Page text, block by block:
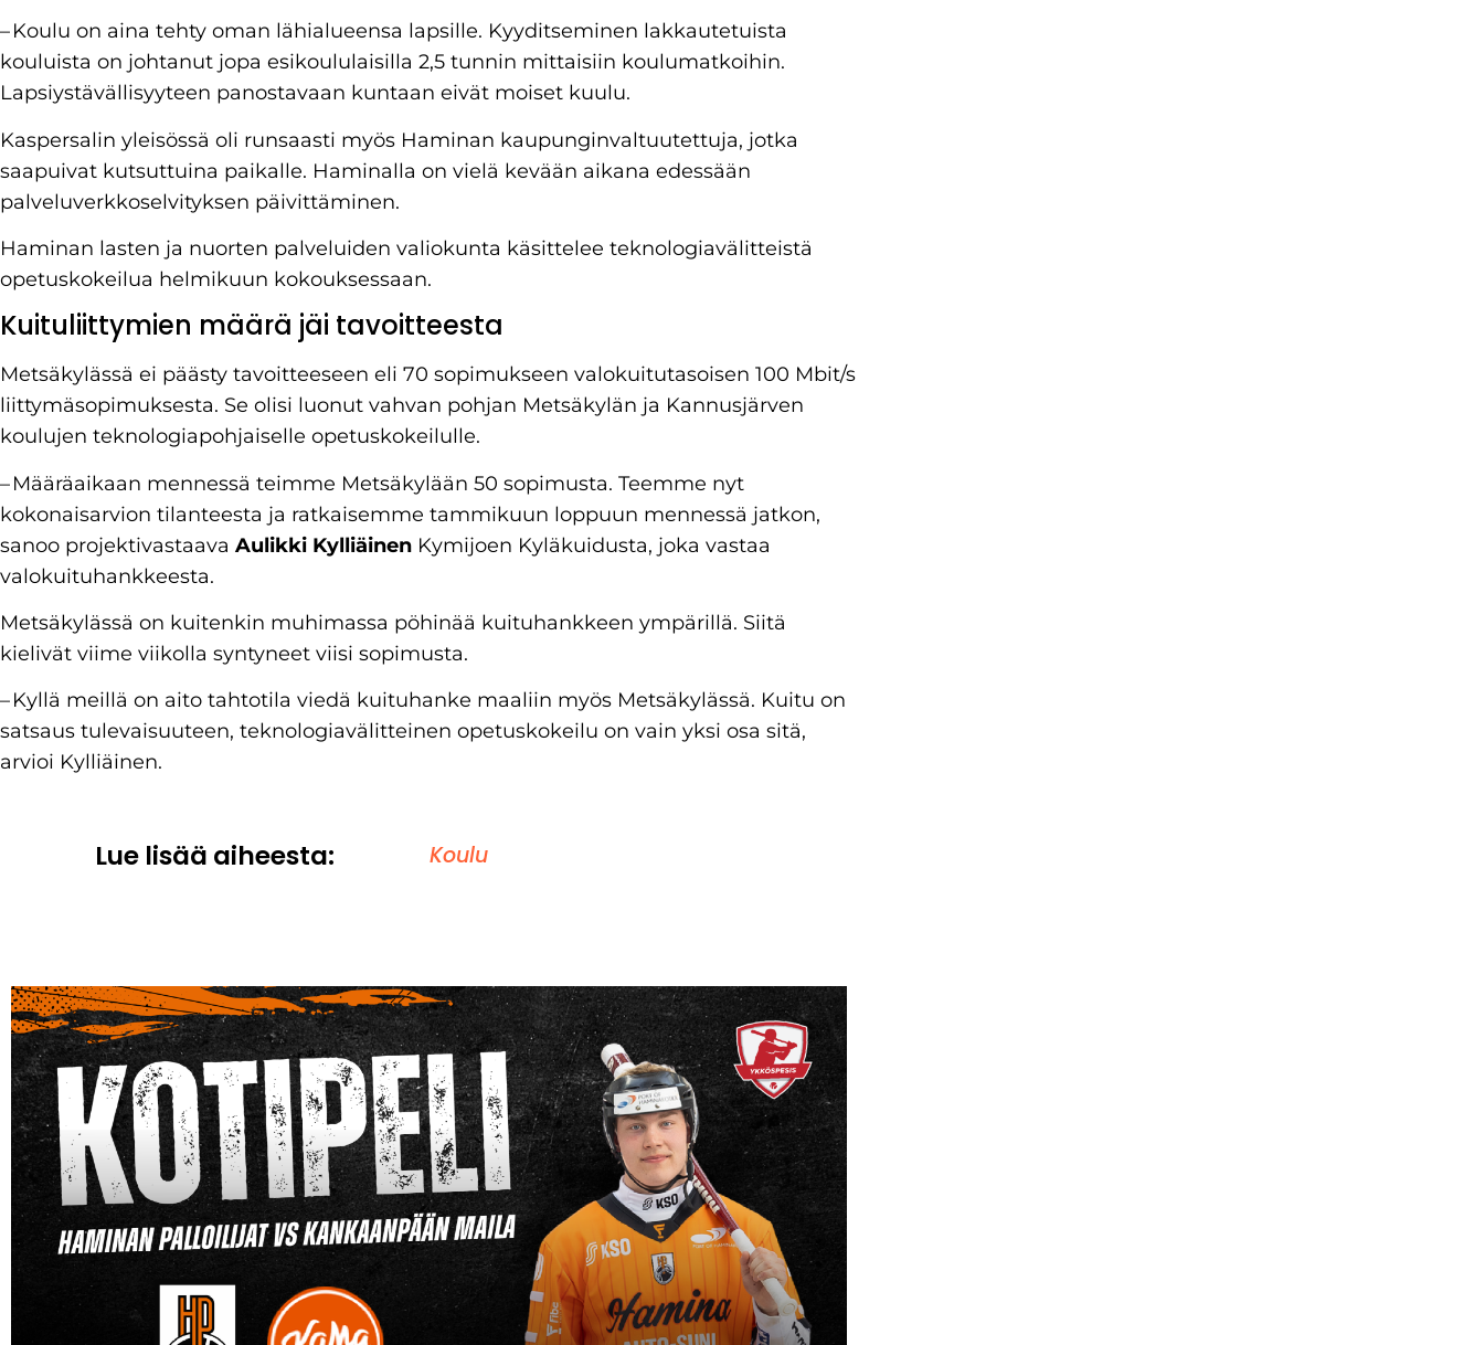
– Koulu on aina tehty oman lähialueensa lapsille. Kyyditseminen lakkautetuista
kouluista on johtanut jopa esikoululaisilla 2,5 tunnin mittaisiin koulumatkoihin.
Lapsiystävällisyyteen panostavaan kuntaan eivät moiset kuulu.
Kaspersalin yleisössä oli runsaasti myös Haminan kaupunginvaltuutettuja, jotka
saapuivat kutsuttuina paikalle. Haminalla on vielä kevään aikana edessään
palveluverkkoselvityksen päivittäminen.
Haminan lasten ja nuorten palveluiden valiokunta käsittelee teknologiavälitteistä
opetuskokeilua helmikuun kokouksessaan.
Kuituliittymien määrä jäi tavoitteesta
Metsäkylässä ei päästy tavoitteeseen eli 70 sopimukseen valokuitutasoisen 100 Mbit/s
liittymäsopimuksesta. Se olisi luonut vahvan pohjan Metsäkylän ja Kannusjärven
koulujen teknologiapohjaiselle opetuskokeilulle.
– Määräaikaan mennessä teimme Metsäkylään 50 sopimusta. Teemme nyt
kokonaisarvion tilanteesta ja ratkaisemme tammikuun loppuun mennessä jatkon,
sanoo projektivastaava Aulikki Kylliäinen Kymijoen Kyläkuidusta, joka vastaa
valokuituhankkeesta.
Metsäkylässä on kuitenkin muhimassa pöhinää kuituhankkeen ympärillä. Siitä
kielivät viime viikolla syntyneet viisi sopimusta.
– Kyllä meillä on aito tahtotila viedä kuituhanke maaliin myös Metsäkylässä. Kuitu on
satsaus tulevaisuuteen, teknologiavälitteinen opetuskokeilu on vain yksi osa sitä,
arvioi Kylliäinen.
Lue lisää aiheesta: Koulu